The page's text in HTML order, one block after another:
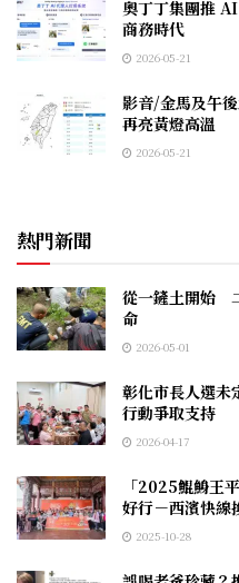
奧丁丁集團推
商務時代
2026-05-21
影音/金馬及午
再亮黃燈高溫
2026-05-21
熱門新聞
從一鏟土開始
命
2026-05-01
彰化市長人選未
行動爭取支持
2026-04-17
「2025鯤鯓王
好行－西濱快線
2025-10-28